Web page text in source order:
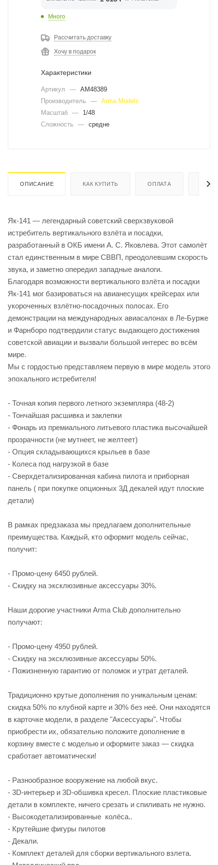
Много
Рассчитать доставку
Хочу в подарок
Характеристики
Артикул — AM48389
Производитель
— Arma Models
Масштаб —
1/48
Сложность
— средне
ОПИСАНИЕ КАК КУПИТЬ ОПЛАТА
Як‑141 — легендарный советский сверхзвуковой
истребитель вертикального взлёта и посадки,
разработанный в ОКБ имени А. С. Яковлева. Этот самолёт
стал единственным в мире СВВП, преодолевшим скорость
звука, и заметно опередил западные аналоги.
Благодаря возможности вертикального взлёта и посадки
Як‑141 мог базироваться на авианесущих крейсерах или
укороченных взлётно‑посадочных полосах. Его
демонстрации на международных авиасалонах в Ле‑Бурже
и Фарнборо подтвердили статус выдающего достижения
советской авиации и вызвали большой интерес во всём
мире.
Мы с гордостью представляем первую в мире модель этого
эпохального истребителя!
- Точная копия первого летного экземпляра (48-2)
- Тончайшая расшивка и заклепки
- Фонарь из премиального литьевого пластика высочайшей
прозрачности (не мутнеет, не желтеет)
- Опция складывающихся крыльев в базе
- Колеса под нагрузкой в базе
- Сверхдетализированная кабина пилота и приборная
панель ( при покупке опционных 3Д декалей идут плоские
детали)
В рамках предзаказа мы предлагаем дополнительные
преимущества. Каждый, кто оформит модель сейчас,
получит:
- Промо‑цену 6450 рублей.
- Скидку на эксклюзивные аксессуары 30%.
Наши дорогие участники Arma Club дополнительно
получают:
- Промо‑цену 4950 рублей.
- Скидку на эксклюзивные аксессуары 50%.
- Пожизненную гарантию от поломок и утрат деталей.
Традиционно крутые дополнения по уникальным ценам:
скидка 50% по клубной карте и 30% без неё. Они находятся
в карточке модели, в разделе "Аксессуары". Чтобы
приобрести их, обязательно положите дополнение в
корзину вместе с моделью и оформите заказ — скидка
сработает автоматически!
- Разнообразное вооружение на любой вкус.
- 3D‑интерьер и 3D‑обшивка кресел. Плоские пластиковые
детали в комплекте, ничего срезать и спиливать не нужно.
- Высокодетализированные колёса..
- Крутейшие фигуры пилотов
- Декали.
- Комплект деталей для сборки вертикального взлета.